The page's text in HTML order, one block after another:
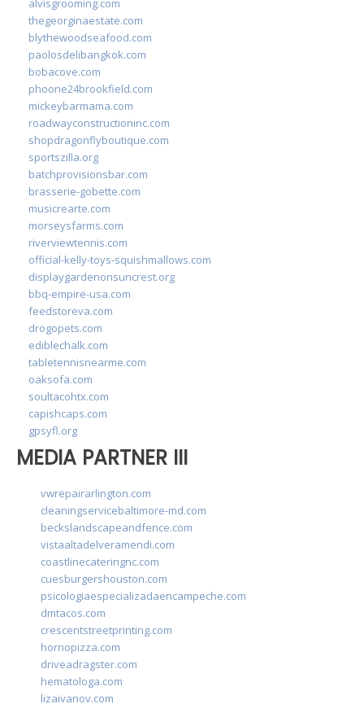
thegeorginaestate.com
blythewoodseafood.com
paolosdelibangkok.com
bobacove.com
phoone24brookfield.com
mickeybarmama.com
roadwayconstructioninc.com
shopdragonflyboutique.com
sportszilla.org
batchprovisionsbar.com
brasserie-gobette.com
musicrearte.com
morseysfarms.com
riverviewtennis.com
official-kelly-toys-squishmallows.com
displaygardenonsuncrest.org
bbq-empire-usa.com
feedstoreva.com
drogopets.com
ediblechalk.com
tabletennisnearme.com
oaksofa.com
soultacohtx.com
capishcaps.com
gpsyfl.org
MEDIA PARTNER III
vwrepairarlington.com
cleaningservicebaltimore-md.com
beckslandscapeandfence.com
vistaaltadelveramendi.com
coastlinecateringnc.com
cuesburgershouston.com
psicologiaespecializadaencampeche.com
dmtacos.com
crescentstreetprinting.com
hornopizza.com
driveadragster.com
hematologa.com
lizaivanov.com